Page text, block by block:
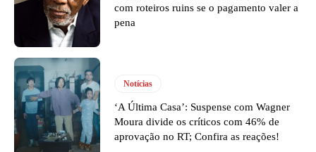
com roteiros ruins se o pagamento valer a
pena
Notícias
‘A Última Casa’: Suspense com Wagner
Moura divide os críticos com 46% de
aprovação no RT; Confira as reações!